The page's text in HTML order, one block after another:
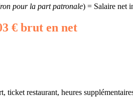
pour la part patronale) = Salaire net
€ brut en net
ticket restaurant, heures